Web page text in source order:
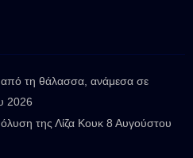
τη θάλασσα, ανάμεσα σε
2026
της Λίζα Κουκ 8 Αυγούστου